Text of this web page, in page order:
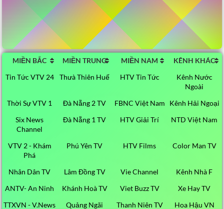
MIỀN BẮC MIỀN TRUNG MIỀN NAM
KÊNH KHÁC
Tin Tức VTV 24
Thưà Thiên Huế HTV Tin Tức
Kênh Nước
Ngoài
Thời Sự VTV 1
Đà Nẵng 2 TV FBNC Việt Nam
Kênh Hải Ngoại
Six News
Channel
Đà Nẵng 1 TV HTV Giải Trí NTD Việt Nam
VTV 2 - Khám
Phá
Phú Yên TV HTV Films Color Man TV
Nhân Dân TV Lâm Đồng TV Vie Channel
Kênh Nhà F
ANTV- An Ninh
Khánh Hoà TV Viet Buzz TV
Xe Hay TV
TTXVN - V.News
Quảng Ngãi Thanh Niên TV
Hoa Hậu VN